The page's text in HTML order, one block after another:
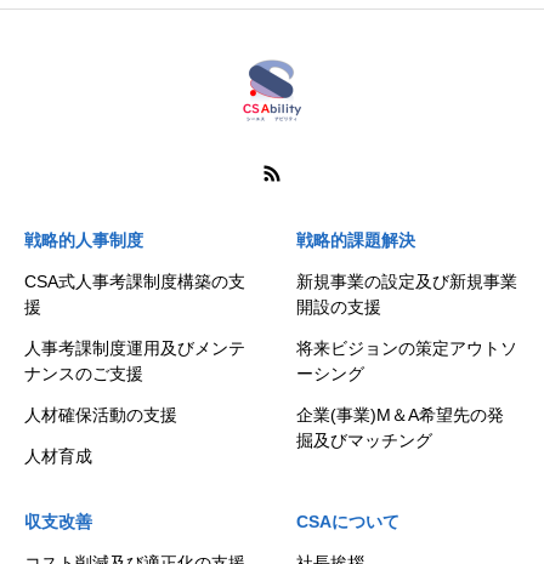
戦略的人事制度
CSA式人事考課制度構築の支
援
人事考課制度運用及びメンテ
ナンスのご支援
人材確保活動の支援
人材育成
戦略的課題解決
新規事業の設定及び新規事業
開設の支援
将来ビジョンの策定アウトソ
ーシング
企業(事業)M＆A希望先の発
掘及びマッチング
収支改善 CSAについて